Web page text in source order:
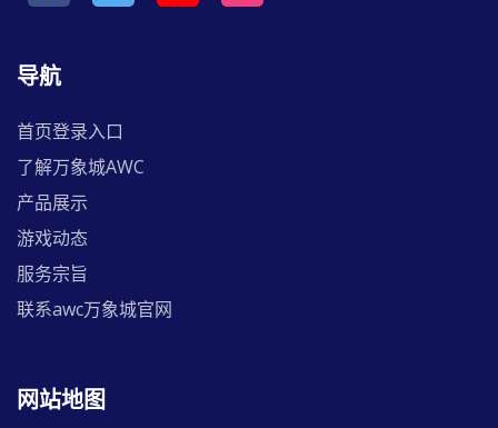
导航
首页登录入口
了解万象城AWC
产品展示
游戏动态
服务宗旨
联系awc万象城官网
网站地图